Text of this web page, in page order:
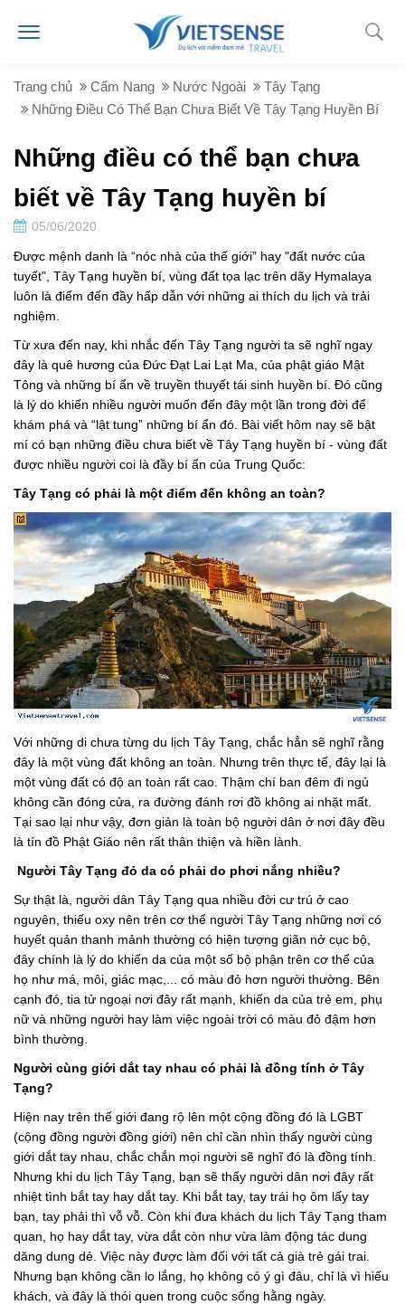
Trang chủ Cẩm Nang Nước Ngoài
Tây Tạng
Những Điều Có Thể Bạn Chưa Biết Về Tây Tạng Huyền Bí
Những điều có thể bạn chưa
biết về Tây Tạng huyền bí
05/06/2020
Được mệnh danh là “nóc nhà của thế giới” hay "đất nước của
tuyết", Tây Tạng huyền bí, vùng đất tọa lạc trên dãy Hymalaya
luôn là điểm đến đầy hấp dẫn với những ai thích du lịch và trải
nghiệm.
Từ xưa đến nay, khi nhắc đến Tây Tạng người ta sẽ nghĩ ngay
đây là quê hương của Đức Đạt Lai Lạt Ma, của phật giáo Mật
Tông và những bí ẩn về truyền thuyết tái sinh huyền bí. Đó cũng
là lý do khiến nhiều người muốn đến đây một lần trong đời để
khám phá và “lật tung” những bí ẩn đó. Bài viết hôm nay sẽ bật
mí có bạn những điều chưa biết về Tây Tạng huyền bí - vùng đất
được nhiều người coi là đầy bí ẩn của Trung Quốc:
Tây Tạng có phải là một điểm đến không an toàn?
Với những di chưa từng du lịch Tây Tạng, chắc hẳn sẽ nghĩ rằng
đây là một vùng đất không an toàn. Nhưng trên thực tế, đây lại là
một vùng đất có độ an toàn rất cao. Thậm chí ban đêm đi ngủ
không cần đóng cửa, ra đường đánh rơi đồ không ai nhặt mất.
Tại sao lại như vậy, đơn giản là toàn bộ người dân ở nơi đây đều
là tín đồ Phật Giáo nên rất thân thiện và hiền lành.
Người Tây Tạng đỏ da có phải do phơi nắng nhiều?
Sự thật là, người dân Tây Tạng qua nhiều đời cư trú ở cao
nguyên, thiếu oxy nên trên cơ thể người Tây Tạng những nơi có
huyết quản thanh mảnh thường có hiện tượng giãn nở cục bộ,
đây chính là lý do khiến da của một số bộ phận trên cơ thể của
họ như má, môi, giác mạc,... có màu đỏ hơn người thường. Bên
cạnh đó, tia tử ngoại nơi đây rất mạnh, khiến da của trẻ em, phụ
nữ và những người hay làm việc ngoài trời có màu đỏ đậm hơn
bình thường.
Người cùng giới dắt tay nhau có phải là đồng tính ở Tây
Tạng?
Hiện nay trên thế giới đang rộ lên một cộng đồng đó là LGBT
(cộng đồng người đồng giới) nên chỉ cần nhìn thấy người cùng
giới dắt tay nhau, chắc chắn mọi người sẽ nghĩ đó là đồng tính.
Nhưng khi du lịch Tây Tạng, bạn sẽ thấy người dân nơi đây rất
nhiệt tình bắt tay hay dắt tay. Khi bắt tay, tay trái họ ôm lấy tay
bạn, tay phải thì vỗ vỗ. Còn khi đưa khách du lịch Tây Tạng tham
quan, họ hay dắt tay, vừa dắt còn như vừa làm động tác dung
dăng dung dẻ. Việc này được làm đối với tất cả già trẻ gái trai.
Nhưng bạn không cần lo lắng, họ không có ý gì đâu, chỉ là vì hiếu
khách, và đây là thói quen trong cuộc sống hằng ngày.